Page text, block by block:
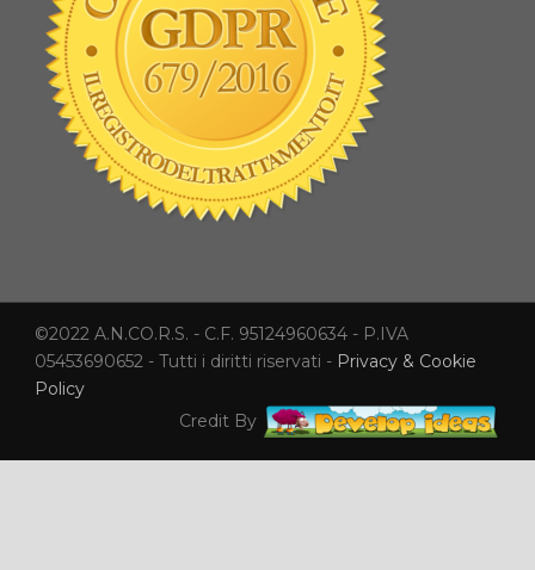
©2022 A.N.CO.R.S. - C.F. 95124960634 - P.IVA
05453690652 - Tutti i diritti riservati - Privacy & Cookie
Policy
Credit By